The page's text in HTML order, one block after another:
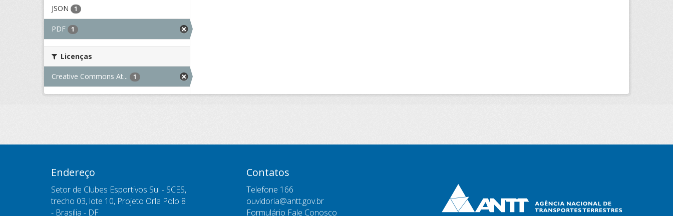
JSON 1
PDF 1
Licenças
Creative Commons At... 1
Endereço
Setor de Clubes Esportivos Sul - SCES,
trecho 03, lote 10, Projeto Orla Polo 8
- Brasília - DF
Contatos
Telefone 166
ouvidoria@antt.gov.br
Formulário Fale Conosco